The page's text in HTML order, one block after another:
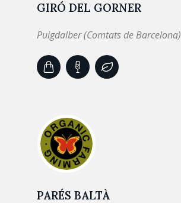
GIRÓ DEL GORNER
Puigdalber (Comtats de Barcelona)
PARÉS BALTÀ